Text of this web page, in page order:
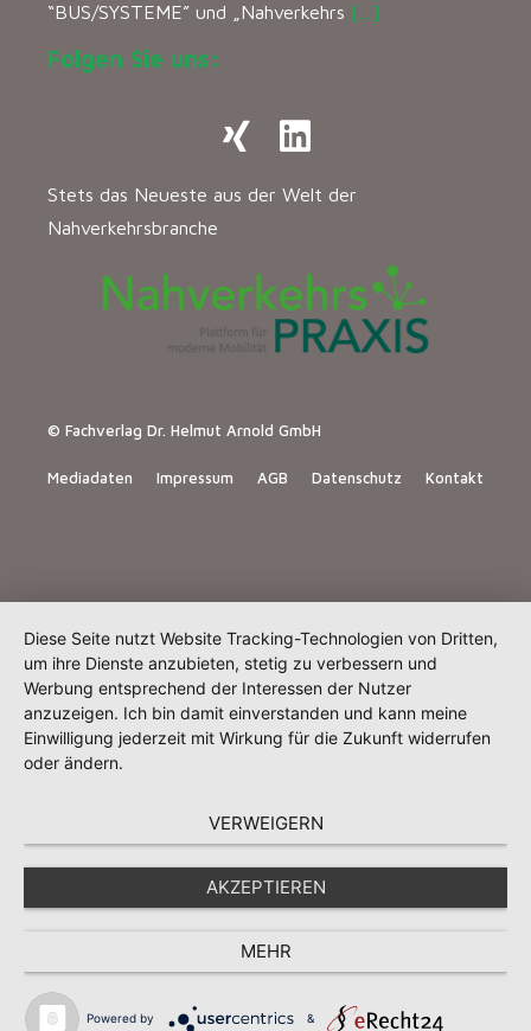
“BUS/SYSTEME” und „Nahverkehrs […]
Folgen Sie uns:
Stets das Neueste aus der Welt der
Nahverkehrsbranche
© Fachverlag Dr. Helmut Arnold GmbH
Mediadaten Impressum AGB Datenschutz Kontakt
Diese Seite nutzt Website Tracking-Technologien von Dritten,
um ihre Dienste anzubieten, stetig zu verbessern und
Werbung entsprechend der Interessen der Nutzer
anzuzeigen. Ich bin damit einverstanden und kann meine
Einwilligung jederzeit mit Wirkung für die Zukunft widerrufen
oder ändern.
VERWEIGERN
AKZEPTIEREN
MEHR
Powered by &